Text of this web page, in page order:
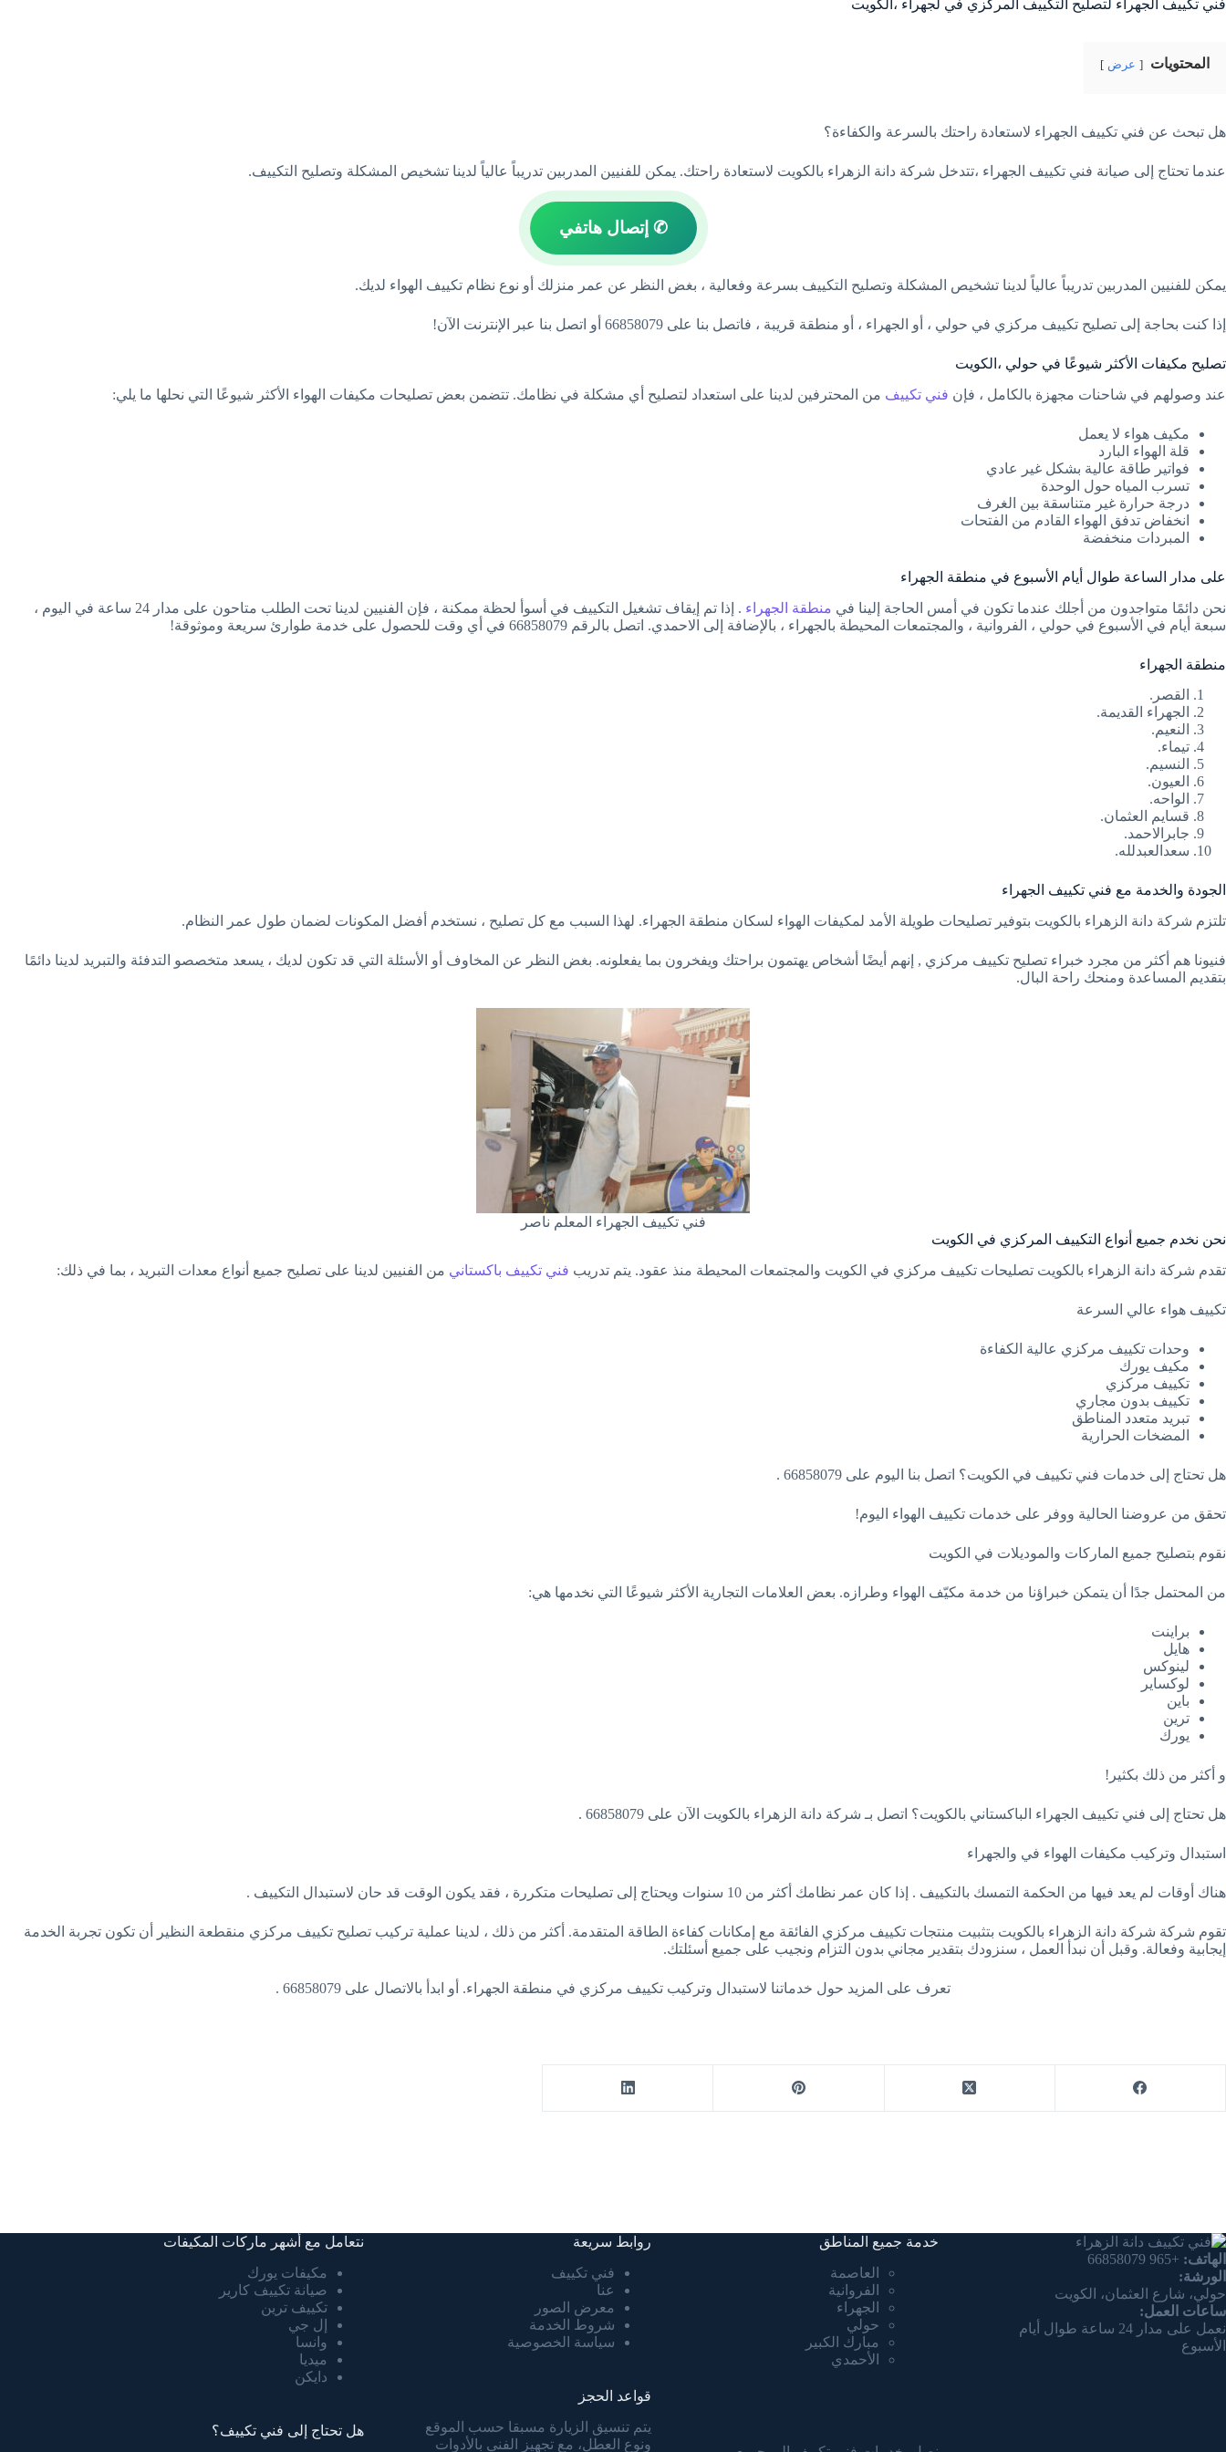
فني تكييف الجهراء لتصليح التكييف المركزي في لجهراء ،الكويت
المحتويات عرض
هل تبحث عن فني تكييف الجهراء لاستعادة راحتك بالسرعة والكفاءة؟
عندما تحتاج إلى صيانة فني تكييف الجهراء ،تتدخل شركة دانة الزهراء بالكويت لاستعادة راحتك. يمكن للفنيين المدربين تدريباً عالياً لدينا تشخيص المشكلة وتصليح التكييف.
✆ إتصال هاتفي
يمكن للفنيين المدربين تدريباً عالياً لدينا تشخيص المشكلة وتصليح التكييف بسرعة وفعالية ، بغض النظر عن عمر منزلك أو نوع نظام تكييف الهواء لديك.
إذا كنت بحاجة إلى تصليح تكييف مركزي في حولي ، أو الجهراء ، أو منطقة قريبة ، فاتصل بنا على 66858079 أو اتصل بنا عبر الإنترنت الآن!
تصليح مكيفات الأكثر شيوعًا في حولي ،الكويت
عند وصولهم في شاحنات مجهزة بالكامل ، فإن فني تكييف من المحترفين لدينا على استعداد لتصليح أي مشكلة في نظامك. تتضمن بعض تصليحات مكيفات الهواء الأكثر شيوعًا التي نحلها ما يلي:
مكيف هواء لا يعمل
قلة الهواء البارد
فواتير طاقة عالية بشكل غير عادي
تسرب المياه حول الوحدة
درجة حرارة غير متناسقة بين الغرف
انخفاض تدفق الهواء القادم من الفتحات
المبردات منخفضة
على مدار الساعة طوال أيام الأسبوع في منطقة الجهراء
نحن دائمًا متواجدون من أجلك عندما تكون في أمس الحاجة إلينا في منطقة الجهراء
. إذا تم إيقاف تشغيل التكييف في أسوأ لحظة ممكنة ، فإن الفنيين لدينا تحت الطلب متاحون على مدار 24 ساعة في اليوم ،
سبعة أيام في الأسبوع في حولي ، الفروانية ، والمجتمعات المحيطة بالجهراء ، بالإضافة إلى الاحمدي. اتصل بالرقم 66858079 في أي وقت للحصول على خدمة طوارئ سريعة وموثوقة!
منطقة الجهراء
القصر.
الجهراء القديمة.
النعيم.
تيماء.
النسيم.
العيون.
الواحه.
قسايم العثمان.
جابرالاحمد.
سعدالعبدلله.
الجودة والخدمة مع فني تكييف الجهراء
تلتزم شركة دانة الزهراء بالكويت بتوفير تصليحات طويلة الأمد لمكيفات الهواء لسكان منطقة الجهراء. لهذا السبب مع كل تصليح ، نستخدم أفضل المكونات لضمان طول عمر النظام.
فنيونا هم أكثر من مجرد خبراء تصليح تكييف مركزي , إنهم أيضًا أشخاص يهتمون براحتك ويفخرون بما يفعلونه. بغض النظر عن المخاوف أو الأسئلة التي قد تكون لديك ، يسعد متخصصو التدفئة والتبريد لدينا دائمًا
بتقديم المساعدة ومنحك راحة البال.
فني تكييف الجهراء المعلم ناصر
نحن نخدم جميع أنواع التكييف المركزي في الكويت
تقدم شركة دانة الزهراء بالكويت تصليحات تكييف مركزي في الكويت والمجتمعات المحيطة منذ عقود. يتم تدريب فني تكييف باكستاني من الفنيين لدينا على تصليح جميع أنواع معدات التبريد ، بما في ذلك:
تكييف هواء عالي السرعة
وحدات تكييف مركزي عالية الكفاءة
مكيف يورك
تكييف مركزي
تكييف بدون مجاري
تبريد متعدد المناطق
المضخات الحرارية
هل تحتاج إلى خدمات فني تكييف في الكويت؟ اتصل بنا اليوم على 66858079 .
تحقق من عروضنا الحالية ووفر على خدمات تكييف الهواء اليوم!
نقوم بتصليح جميع الماركات والموديلات في الكويت
من المحتمل جدًا أن يتمكن خبراؤنا من خدمة مكيّف الهواء وطرازه. بعض العلامات التجارية الأكثر شيوعًا التي نخدمها هي:
براينت
هايل
لينوكس
لوكساير
باين
ترين
يورك
و أكثر من ذلك بكثير!
هل تحتاج إلى فني تكييف الجهراء الباكستاني بالكويت؟ اتصل بـ شركة دانة الزهراء بالكويت الآن على 66858079 .
استبدال وتركيب مكيفات الهواء في والجهراء
هناك أوقات لم يعد فيها من الحكمة التمسك بالتكييف . إذا كان عمر نظامك أكثر من 10 سنوات ويحتاج إلى تصليحات متكررة ، فقد يكون الوقت قد حان لاستبدال التكييف .
تقوم شركة شركة دانة الزهراء بالكويت بتثبيت منتجات تكييف مركزي الفائقة مع إمكانات كفاءة الطاقة المتقدمة. أكثر من ذلك ، لدينا عملية تركيب تصليح تكييف مركزي منقطعة النظير أن تكون تجربة الخدمة
إيجابية وفعالة. وقبل أن نبدأ العمل ، سنزودك بتقدير مجاني بدون التزام ونجيب على جميع أسئلتك.
تعرف على المزيد حول خدماتنا لاستبدال وتركيب تكييف مركزي في منطقة الجهراء. أو ابدأ بالاتصال على 66858079 .
الهاتف: +965 66858079
الورشة:
حولي، شارع العثمان، الكويت
ساعات العمل:
نعمل على مدار 24 ساعة طوال أيام
الأسبوع
خدمة جميع المناطق
العاصمة
الفروانية
الجهراء
حولي
مبارك الكبير
الأحمدي
روابط سريعة
فني تكييف
عنا
معرض الصور
شروط الخدمة
سياسة الخصوصية
قواعد الحجز
يتم تنسيق الزيارة مسبقا حسب الموقع
ونوع العطل، مع تجهيز الفني بالأدوات
نتعامل مع أشهر ماركات المكيفات
مكيفات يورك
صيانة تكييف كارير
تكييف ترين
إل جي
وانسا
ميديا
دايكن
هل تحتاج إلى فني تكييف؟